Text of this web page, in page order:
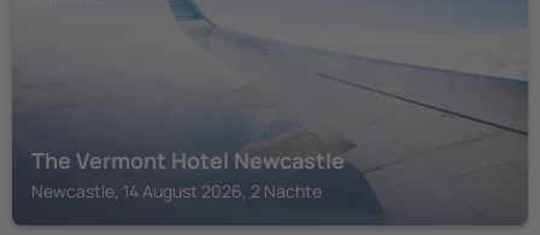
The Vermont Hotel Newcastle
Newcastle, 14 August 2026, 2 Nächte